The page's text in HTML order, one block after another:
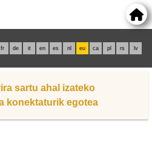
fr de it en es nl eu ca pl rs lv
sartu ahal izateko
konektaturik egotea